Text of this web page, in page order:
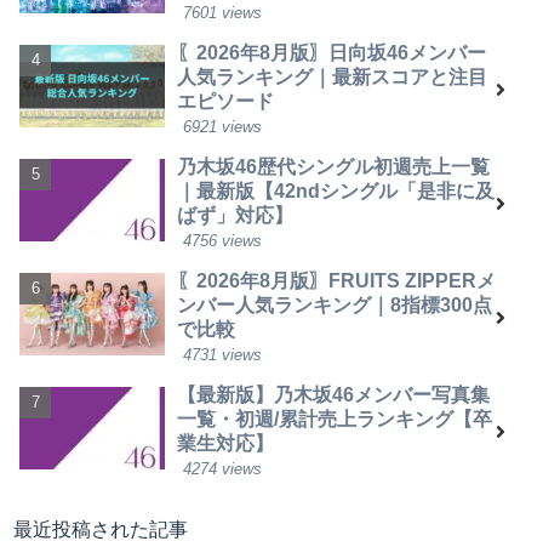
7601 views
〖2026年8月版〗日向坂46メンバー
人気ランキング｜最新スコアと注目
エピソード
6921 views
乃木坂46歴代シングル初週売上一覧
｜最新版【42ndシングル「是非に及
ばず」対応】
4756 views
〖2026年8月版〗FRUITS ZIPPERメ
ンバー人気ランキング｜8指標300点
で比較
4731 views
【最新版】乃木坂46メンバー写真集
一覧・初週/累計売上ランキング【卒
業生対応】
4274 views
最近投稿された記事